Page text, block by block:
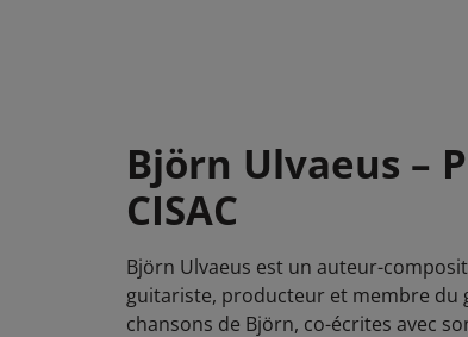
Björn Ulvaeus –
CISAC
Björn Ulvaeus est un auteur-
guitariste, producteur et membre du
chansons de Björn, co-écrites avec